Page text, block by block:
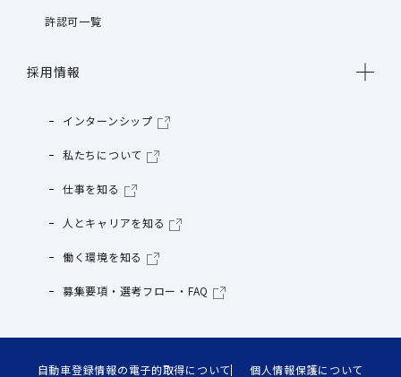
許認可一覧
採用情報
インターンシップ
私たちについて
仕事を知る
人とキャリアを知る
働く環境を知る
募集要項・選考フロー・FAQ
自動車登録情報の電子的取得について 個人情報保護について